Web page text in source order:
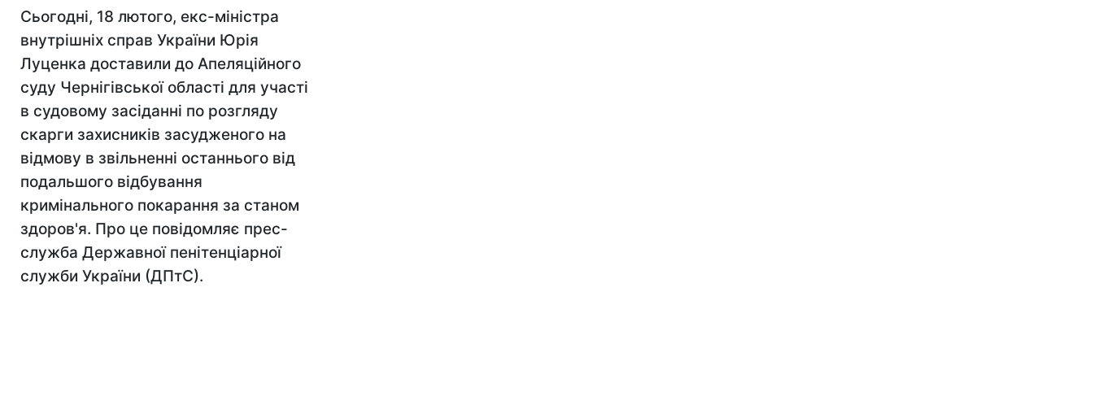
Сьогодні, 18 лютого, екс-міністра
внутрішніх справ України Юрія
Луценка доставили до Апеляційного
суду Чернігівської області для участі
в судовому засіданні по розгляду
скарги захисників засудженого на
відмову в звільненні останнього від
подальшого відбування
кримінального покарання за станом
здоров'я. Про це повідомляє прес-
служба Державної пенітенціарної
служби України (ДПтС).